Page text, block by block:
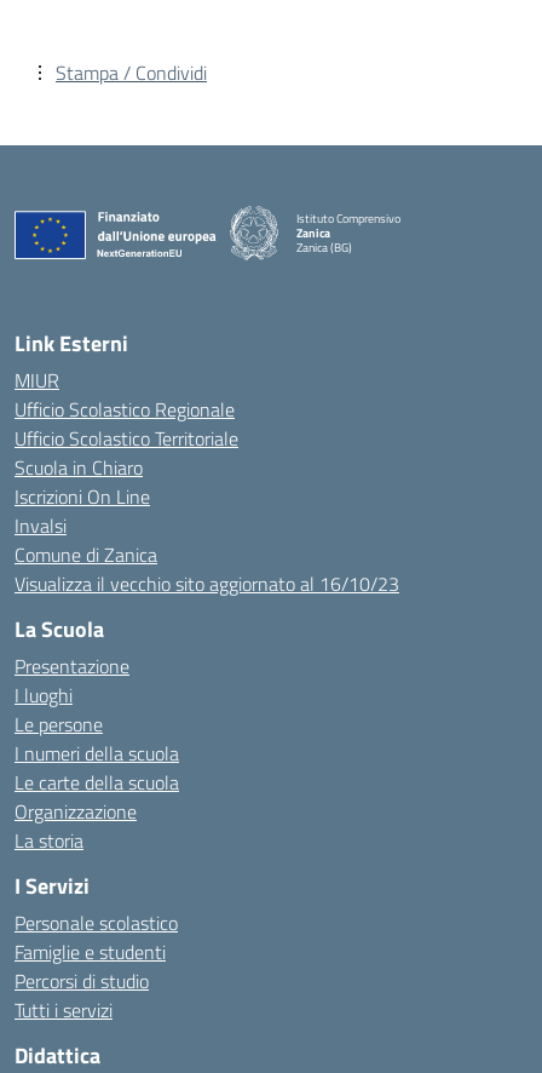
Stampa / Condividi
Istituto Comprensivo
Zanica
Zanica (BG)
Link Esterni
MIUR
Ufficio Scolastico Regionale
Ufficio Scolastico Territoriale
Scuola in Chiaro
Iscrizioni On Line
Invalsi
Comune di Zanica
Visualizza il vecchio sito aggiornato al 16/10/23
La Scuola
Presentazione
I luoghi
Le persone
I numeri della scuola
Le carte della scuola
Organizzazione
La storia
I Servizi
Personale scolastico
Famiglie e studenti
Percorsi di studio
Tutti i servizi
Didattica